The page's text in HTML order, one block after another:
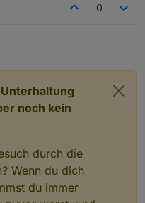
0
noch kein
durch die
Wenn du dich
du immer